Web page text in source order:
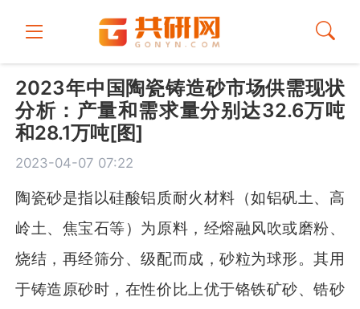
2023年中国陶瓷铸造砂市场供需现状
分析：产量和需求量分别达32.6万吨
和28.1万吨[图]
2023-04-07 07:22
陶瓷砂是指以硅酸铝质耐火材料（如铝矾土、高
岭土、焦宝石等）为原料，经熔融风吹或磨粉、
烧结，再经筛分、级配而成，砂粒为球形。其用
于铸造原砂时，在性价比上优于铬铁矿砂、锆砂